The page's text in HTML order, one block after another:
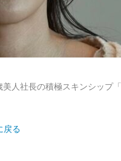
美人社長の積極スキンシッ
戻る